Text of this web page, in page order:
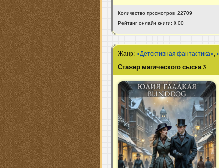
Количество просмотров: 22709
Рейтинг онлайн книги: 0.00
Жанр:«Детективная фантастика» ,
Стажер магического сыска 3